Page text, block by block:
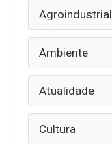
Agroindustrial
Ambiente
Atualidade
Cultura